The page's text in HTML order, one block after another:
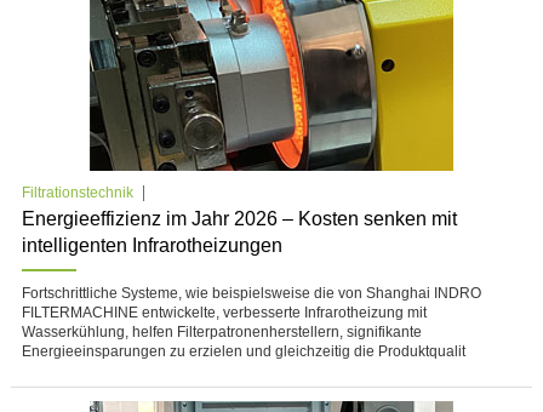
Filtrationstechnik
Energieeffizienz im Jahr 2026 – Kosten senken mit
intelligenten Infrarotheizungen
Fortschrittliche Systeme, wie beispielsweise die von Shanghai INDRO
FILTERMACHINE entwickelte, verbesserte Infrarotheizung mit
Wasserkühlung, helfen Filterpatronenherstellern, signifikante
Energieeinsparungen zu erzielen und gleichzeitig die Produktqualit